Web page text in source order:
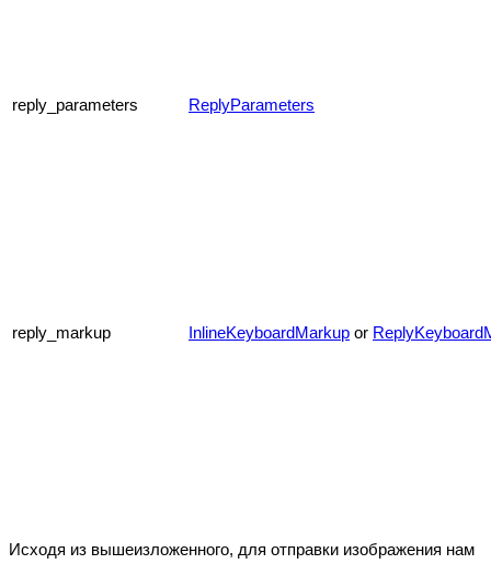
reply_parameters ReplyParameters
reply_markup InlineKeyboardMarkup or
Исходя из вышеизложенного, для отправки изображения нам